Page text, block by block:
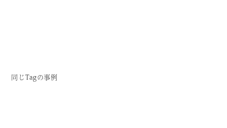
同じTagの事例